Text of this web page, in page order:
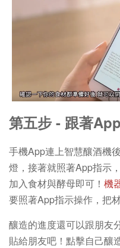
第五步 - 跟著
手機App連上智慧釀酒機
燈，接著就照著App指示
加入食材與酵母即可！ 機
要照著App指示操作，把
釀造的進度還可以跟朋友
貼給朋友吧！點擊自己釀